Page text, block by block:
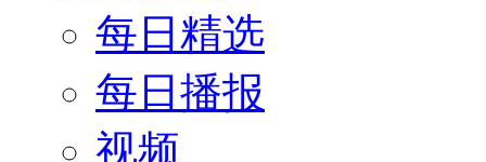
每日精选
每日播报
视频